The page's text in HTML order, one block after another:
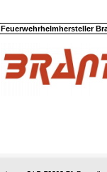
Feuerwehrhelmhersteller